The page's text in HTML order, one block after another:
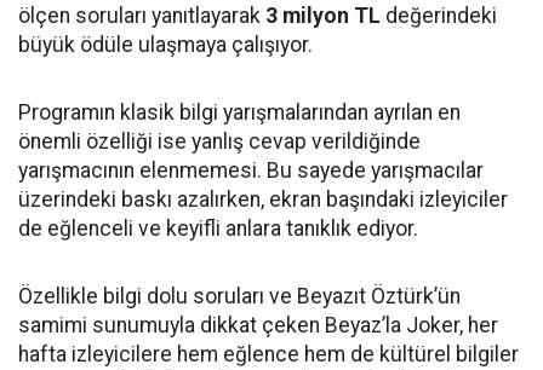
ölçen soruları yanıtlayarak 3 milyon TL değerindeki
büyük ödüle ulaşmaya çalışıyor.
Programın klasik bilgi yarışmalarından ayrılan en
önemli özelliği ise yanlış cevap verildiğinde
yarışmacının elenmemesi. Bu sayede yarışmacılar
üzerindeki baskı azalırken, ekran başındaki izleyiciler
de eğlenceli ve keyifli anlara tanıklık ediyor.
Özellikle bilgi dolu soruları ve Beyazıt Öztürk’ün
samimi sunumuyla dikkat çeken Beyaz’la Joker, her
hafta izleyicilere hem eğlence hem de kültürel bilgiler